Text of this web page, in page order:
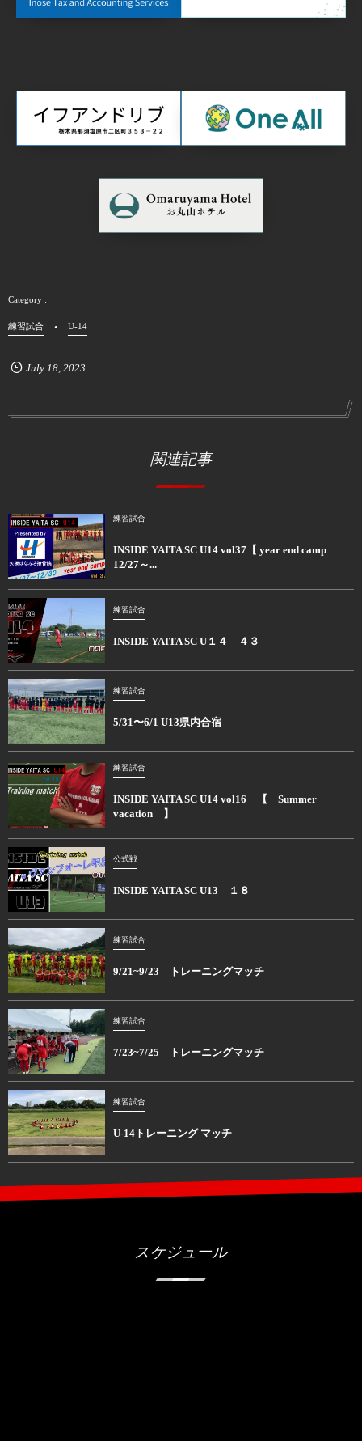
練習試合 U-14
July 18, 2023
関連記事
練習試合
INSIDE YAITA SC U14 vol37【 year end camp
12/27～...
練習試合
INSIDE YAITA SC U１４ ４３
練習試合
5/31〜6/1 U13県内合宿
練習試合
INSIDE YAITA SC U14 vol16 【 Summer
vacation 】
公式戦
INSIDE YAITA SC U13 １８
練習試合
9/21~9/23 トレーニングマッチ
練習試合
7/23~7/25 トレーニングマッチ
練習試合
U-14トレーニング マッチ
スケジュール